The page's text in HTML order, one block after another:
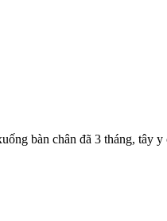
bàn chân đã 3 tháng, tây